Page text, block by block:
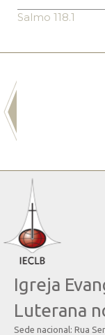
Salmo 118.1
Igreja
Luterana
Sede nacional: Rua